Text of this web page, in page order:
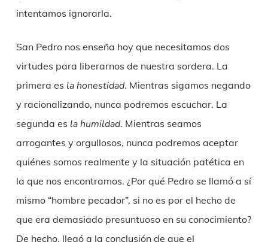
intentamos ignorarla.
San Pedro nos enseña hoy que necesitamos dos
virtudes para liberarnos de nuestra sordera. La
primera es la honestidad. Mientras sigamos negando
y racionalizando, nunca podremos escuchar. La
segunda es la humildad. Mientras seamos
arrogantes y orgullosos, nunca podremos aceptar
quiénes somos realmente y la situación patética en
la que nos encontramos. ¿Por qué Pedro se llamó a sí
mismo “hombre pecador”, si no es por el hecho de
que era demasiado presuntuoso en su conocimiento?
De hecho, llegó a la conclusión de que el